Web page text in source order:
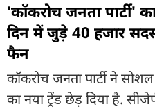
'कॉकरोच जनता पार्टी'
दिन में जुड़े 40 हजार
फैन
कॉकरोच जनता पार्टी ने
का नया ट्रेंड छेड़ दिया है.